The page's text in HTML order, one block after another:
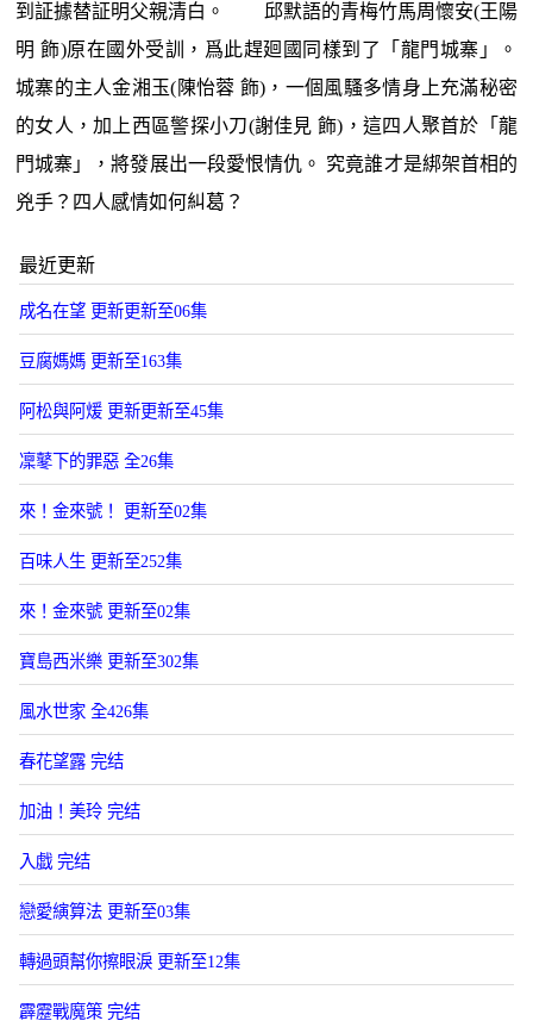
到証據替証明父親清白。 邱默語的青梅竹馬周懷安(王陽
明 飾)原在國外受訓，爲此趕廻國同樣到了「龍門城寨」。
城寨的主人金湘玉(陳怡蓉 飾)，一個風騷多情身上充滿秘密
的女人，加上西區警探小刀(謝佳見 飾)，這四人聚首於「龍
門城寨」，將發展出一段愛恨情仇。 究竟誰才是綁架首相的
兇手？四人感情如何糾葛？
最近更新
成名在望 更新更新至06集
豆腐媽媽 更新至163集
阿松與阿煖 更新更新至45集
凜鼕下的罪惡 全26集
來！金來號！ 更新至02集
百味人生 更新至252集
來！金來號 更新至02集
寶島西米樂 更新至302集
風水世家 全426集
春花望露 完结
加油！美玲 完结
入戯 完结
戀愛縯算法 更新至03集
轉過頭幫你擦眼淚 更新至12集
霹靂戰魔策 完结